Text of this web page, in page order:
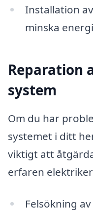
Installation
minska
Reparation
system
Om du har
systemet i ditt
viktigt att
erfaren
Felsökning